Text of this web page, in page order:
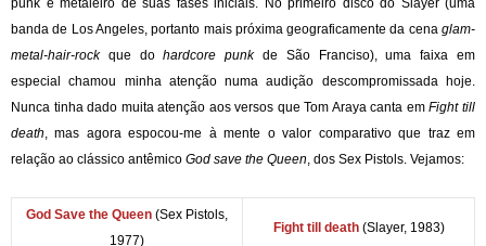
punk e metaleiro de suas fases iniciais. No primeiro disco do Slayer (uma
banda de Los Angeles, portanto mais próxima geograficamente da cena glam-
metal-hair-rockque dohardcore punkde São Franciso), uma faixa em
especial chamou minha atenção numa audição descompromissada hoje.
Nunca tinha dado muita atenção aos versos que Tom Araya canta emFight till
death, mas agora espocou-me à mente o valor comparativo que traz em
relação ao clássico antêmico God save the Queen, dos Sex Pistols. Vejamos:
God Save the Queen (Sex Pistols,
1977)
Fight till death(Slayer, 1983)